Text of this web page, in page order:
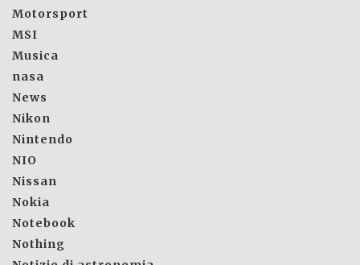
Motorsport
MSI
Musica
nasa
News
Nikon
Nintendo
NIO
Nissan
Nokia
Notebook
Nothing